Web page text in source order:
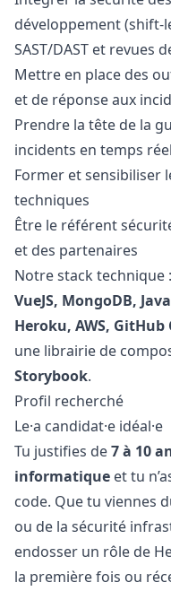
développement (shift-
SAST/DAST et revues
Mettre en place des
et de réponse aux
Prendre la tête de la
incidents en temps réel
Former et sensibiliser
techniques
Être le référent
et des partenaires
Notre stack technique :
VueJS, MongoDB,
Heroku, AWS, GitHub
une librairie de
Storybook.
Profil recherché
Le·a candidat·e idéal·e
Tu justifies de7 à 10
informatique et tu
code. Que tu viennes
ou de la sécurité
endosser un rôle de
la première fois ou